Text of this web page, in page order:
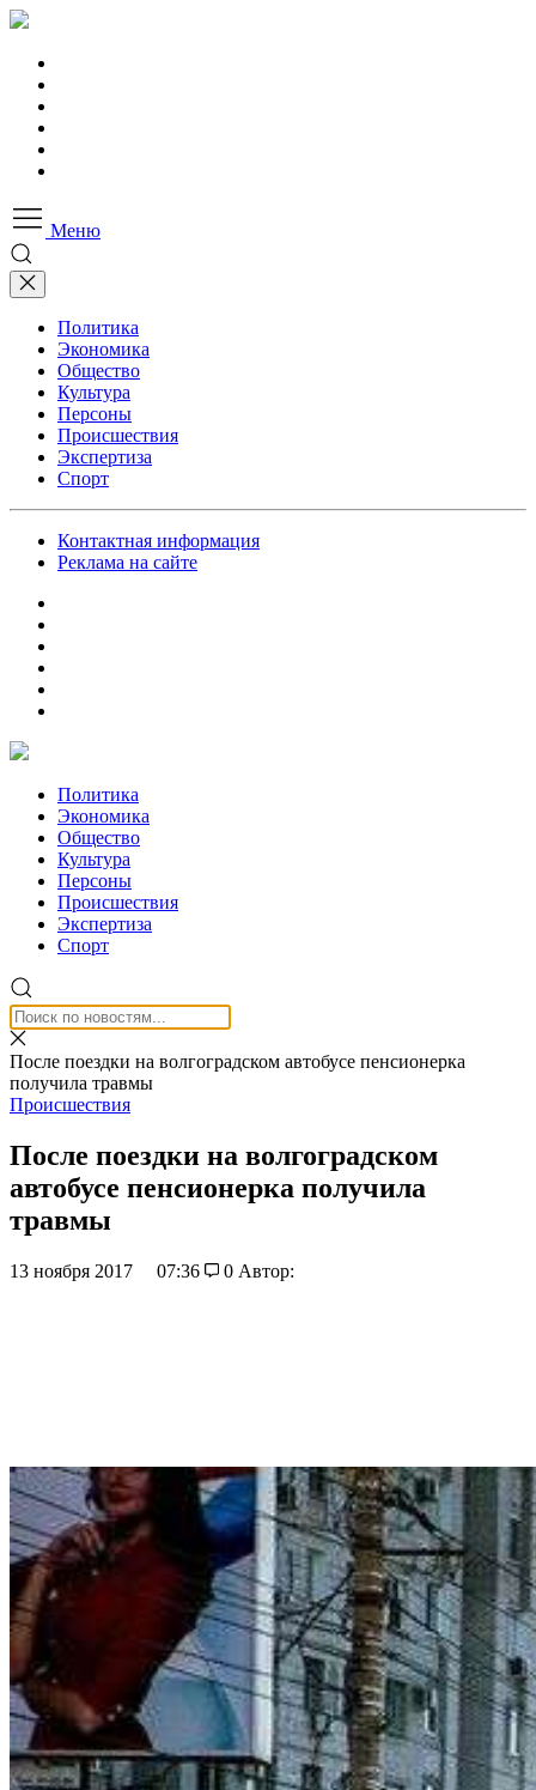
Меню
Политика
Экономика
Общество
Культура
Персоны
Происшествия
Экспертиза
Спорт
Контактная информация
Реклама на сайте
Политика
Экономика
Общество
Культура
Персоны
Происшествия
Экспертиза
Спорт
После поездки на волгоградском автобусе пенсионерка
получила травмы
Происшествия
После поездки на волгоградском
автобусе пенсионерка получила
травмы
13 ноября 2017 07:36 0 Автор: